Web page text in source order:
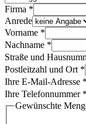
Firma *
Anrede
Vorname *
Nachname *
Straße und
Postleitzahl und Ort *
Ihre E-Mail-Adresse *
Ihre Telefonnummer *
Gewünschte